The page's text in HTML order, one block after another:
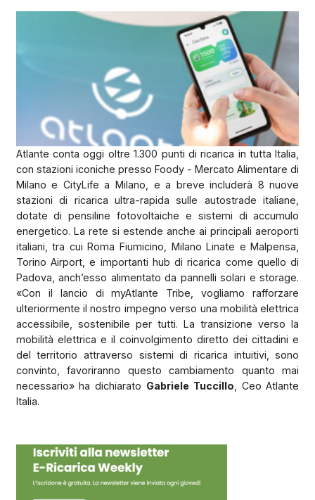
Atlante conta oggi oltre 1.300 punti di ricarica in tutta Italia,
con stazioni iconiche presso Foody - Mercato Alimentare di
Milano e CityLife a Milano, e a breve includerà 8 nuove
stazioni di ricarica ultra-rapida sulle autostrade italiane,
dotate di pensiline fotovoltaiche e sistemi di accumulo
energetico. La rete si estende anche ai principali aeroporti
italiani, tra cui Roma Fiumicino, Milano Linate e Malpensa,
Torino Airport, e importanti hub di ricarica come quello di
Padova, anch’esso alimentato da pannelli solari e storage.
«Con il lancio di myAtlante Tribe, vogliamo rafforzare
ulteriormente il nostro impegno verso una mobilità elettrica
accessibile, sostenibile per tutti. La transizione verso la
mobilità elettrica e il coinvolgimento diretto dei cittadini e
del territorio attraverso sistemi di ricarica intuitivi, sono
convinto, favoriranno questo cambiamento quanto mai
necessario» ha dichiarato Gabriele Tuccillo , Ceo Atlante
Italia.